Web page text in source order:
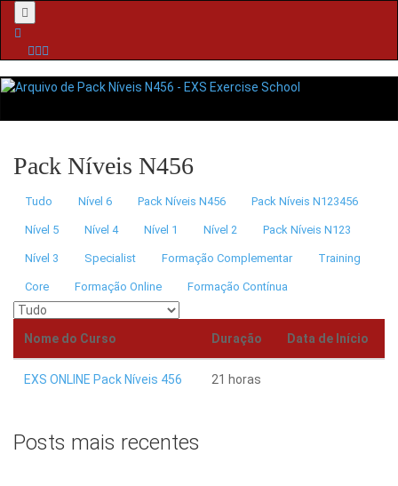
Menu
Pack Níveis N456
Tudo Nível 6 Pack Níveis N456 Pack Níveis N123456
Nível 5 Nível 4 Nível 1 Nível 2 Pack Níveis N123
Nível 3 Specialist Formação Complementar Training
Core Formação Online Formação Contínua
Nome do Curso Duração Data de Início
EXS ONLINE Pack Níveis 456 21 horas
Posts mais recentes